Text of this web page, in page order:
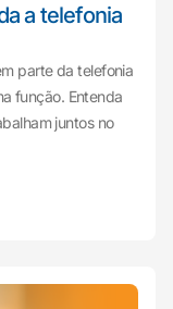
a telefonia
parte da telefonia
função. Entenda
juntos no